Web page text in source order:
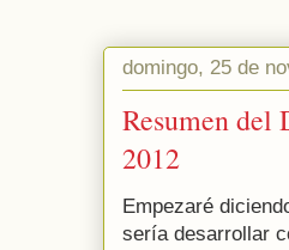
domingo, 25 de
Resumen del
2012
Empezaré
sería desarrollar